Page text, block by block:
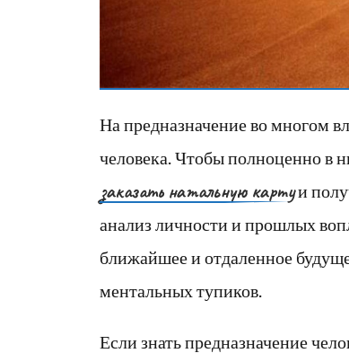
На предназначение во многом
человека. Чтобы полноценно в
заказать натальную картуи
анализ личности и прошлых
ближайшее и отдаленное
ментальных тупиков.
Если знать предназначение